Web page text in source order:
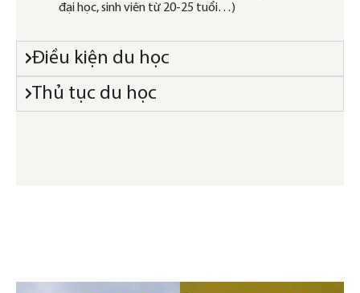
đại học, sinh viên từ 20-25 tuổi…)
Điều kiện du học
Thủ tục du học